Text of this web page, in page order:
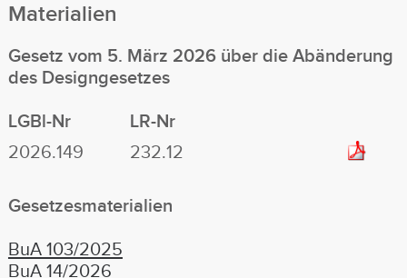
Materialien
Gesetz vom 5. März 2026 über die Abänderung
des Designgesetzes
LGBl-Nr
LR-Nr
2026.149
232.12
Gesetzesmaterialien
BuA 103/2025
BuA 14/2026